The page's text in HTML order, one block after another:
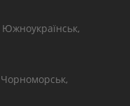
Чорноморськ,